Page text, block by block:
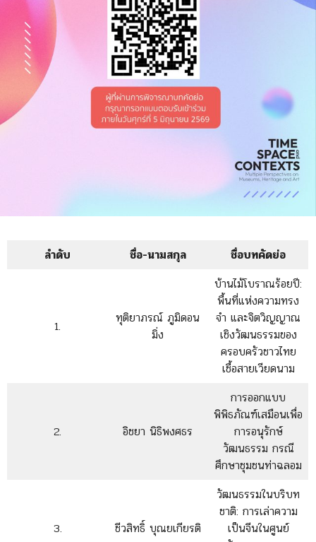
ลำดับ ชื่อ-นามสกุล ชื่อบทคัดย่อ
1.
ทุติยาภรณ์ ภูมิดอน
มิ่ง
บ้านไม้โบราณร้อยปี:
พื้นที่แห่งความทรง
จำ และจิตวิญญาณ
เชิงวัฒนธรรมของ
ครอบครัวชาวไทย
เชื้อสายเวียดนาม
2. อิชยา นิธิพงศธร
การออกแบบ
พิพิธภัณฑ์เสมือนเพื่อ
การอนุรักษ์
วัฒนธรรม กรณี
ศึกษาชุมชนท่าฉลอม
3. ชีวสิทธิ์ บุณยเกียรติ
วัฒนธรรมในบริบท
ชาติ: การเล่าความ
เป็นจีนในศูนย์